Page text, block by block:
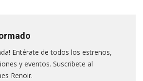
Entérate de todos los estrenos,
y eventos. Suscribete al
Renoir.